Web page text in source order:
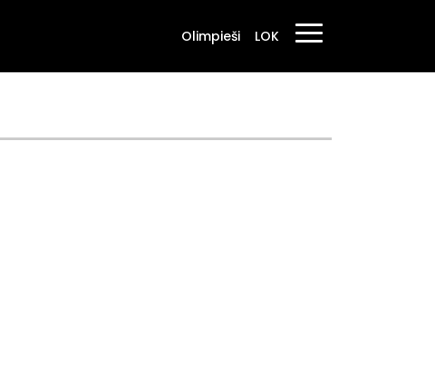
Olimpieši LOK